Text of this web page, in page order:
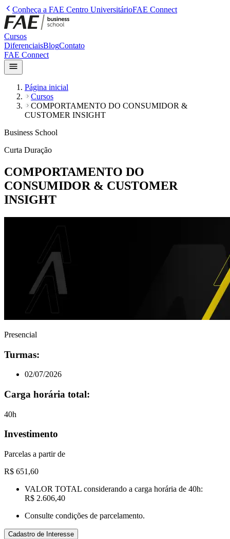
Conheça a FAE Centro UniversitárioFAE Connect
Cursos
DiferenciaisBlogContato
FAE Connect
Página inicial
Cursos
COMPORTAMENTO DO CONSUMIDOR &
CUSTOMER INSIGHT
Business School
Curta Duração
COMPORTAMENTO DO
CONSUMIDOR & CUSTOMER
INSIGHT
Presencial
Turmas:
02/07/2026
Carga horária total:
40h
Investimento
Parcelas a partir de
R$ 651,60
VALOR TOTAL considerando a carga horária de 40h:
R$ 2.606,40
Consulte condições de parcelamento.
Cadastro de Interesse